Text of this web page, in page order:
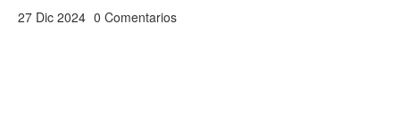
27 Dic 2024 0 Comentarios